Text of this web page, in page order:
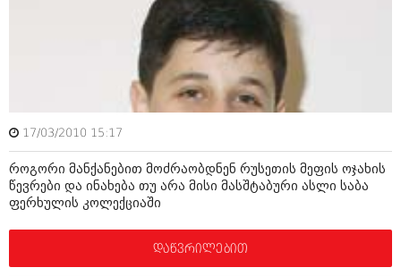
ინტერვიუები
ამბები
საზოგადოება
მოდი, ვილაპარაკოთ
მოდა + დიზაინი
მოდი, ვილაპარაკოთ
მოდა + დიზაინი
რელიგია
17/03/2010 15:17
როგორი მანქანებით მოძრაობდნენ რუსეთის მეფის ოჯახის
წევრები და ინახება თუ არა მისი მასშტაბური ასლი საბა
ფერხულის კოლექციაში
დაწვრილებით